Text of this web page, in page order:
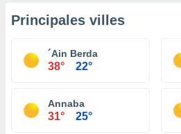
Principales villes
´Ain Berda
38° 22°
Annaba
31° 25°